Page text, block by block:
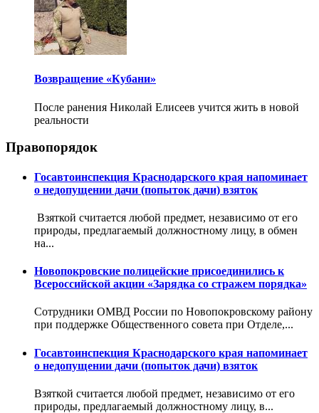
Возвращение «Кубани»
После ранения Николай Елисеев учится жить в новой
реальности
Правопорядок
Госавтоинспекция Краснодарского края напоминает
о недопущении дачи (попыток дачи) взяток
Взяткой считается любой предмет, независимо от его
природы, предлагаемый должностному лицу, в обмен
на...
Новопокровские полицейские присоединились к
Всероссийской акции «Зарядка со стражем порядка»
Сотрудники ОМВД России по Новопокровскому району
при поддержке Общественного совета при Отделе,...
Госавтоинспекция Краснодарского края напоминает
о недопущении дачи (попыток дачи) взяток
Взяткой считается любой предмет, независимо от его
природы, предлагаемый должностному лицу, в...